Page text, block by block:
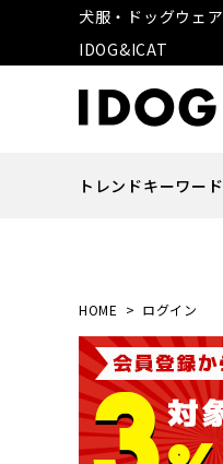
犬服・ドッグウェ
IDOG&ICAT
トレンドキーワード
HOME ログイン